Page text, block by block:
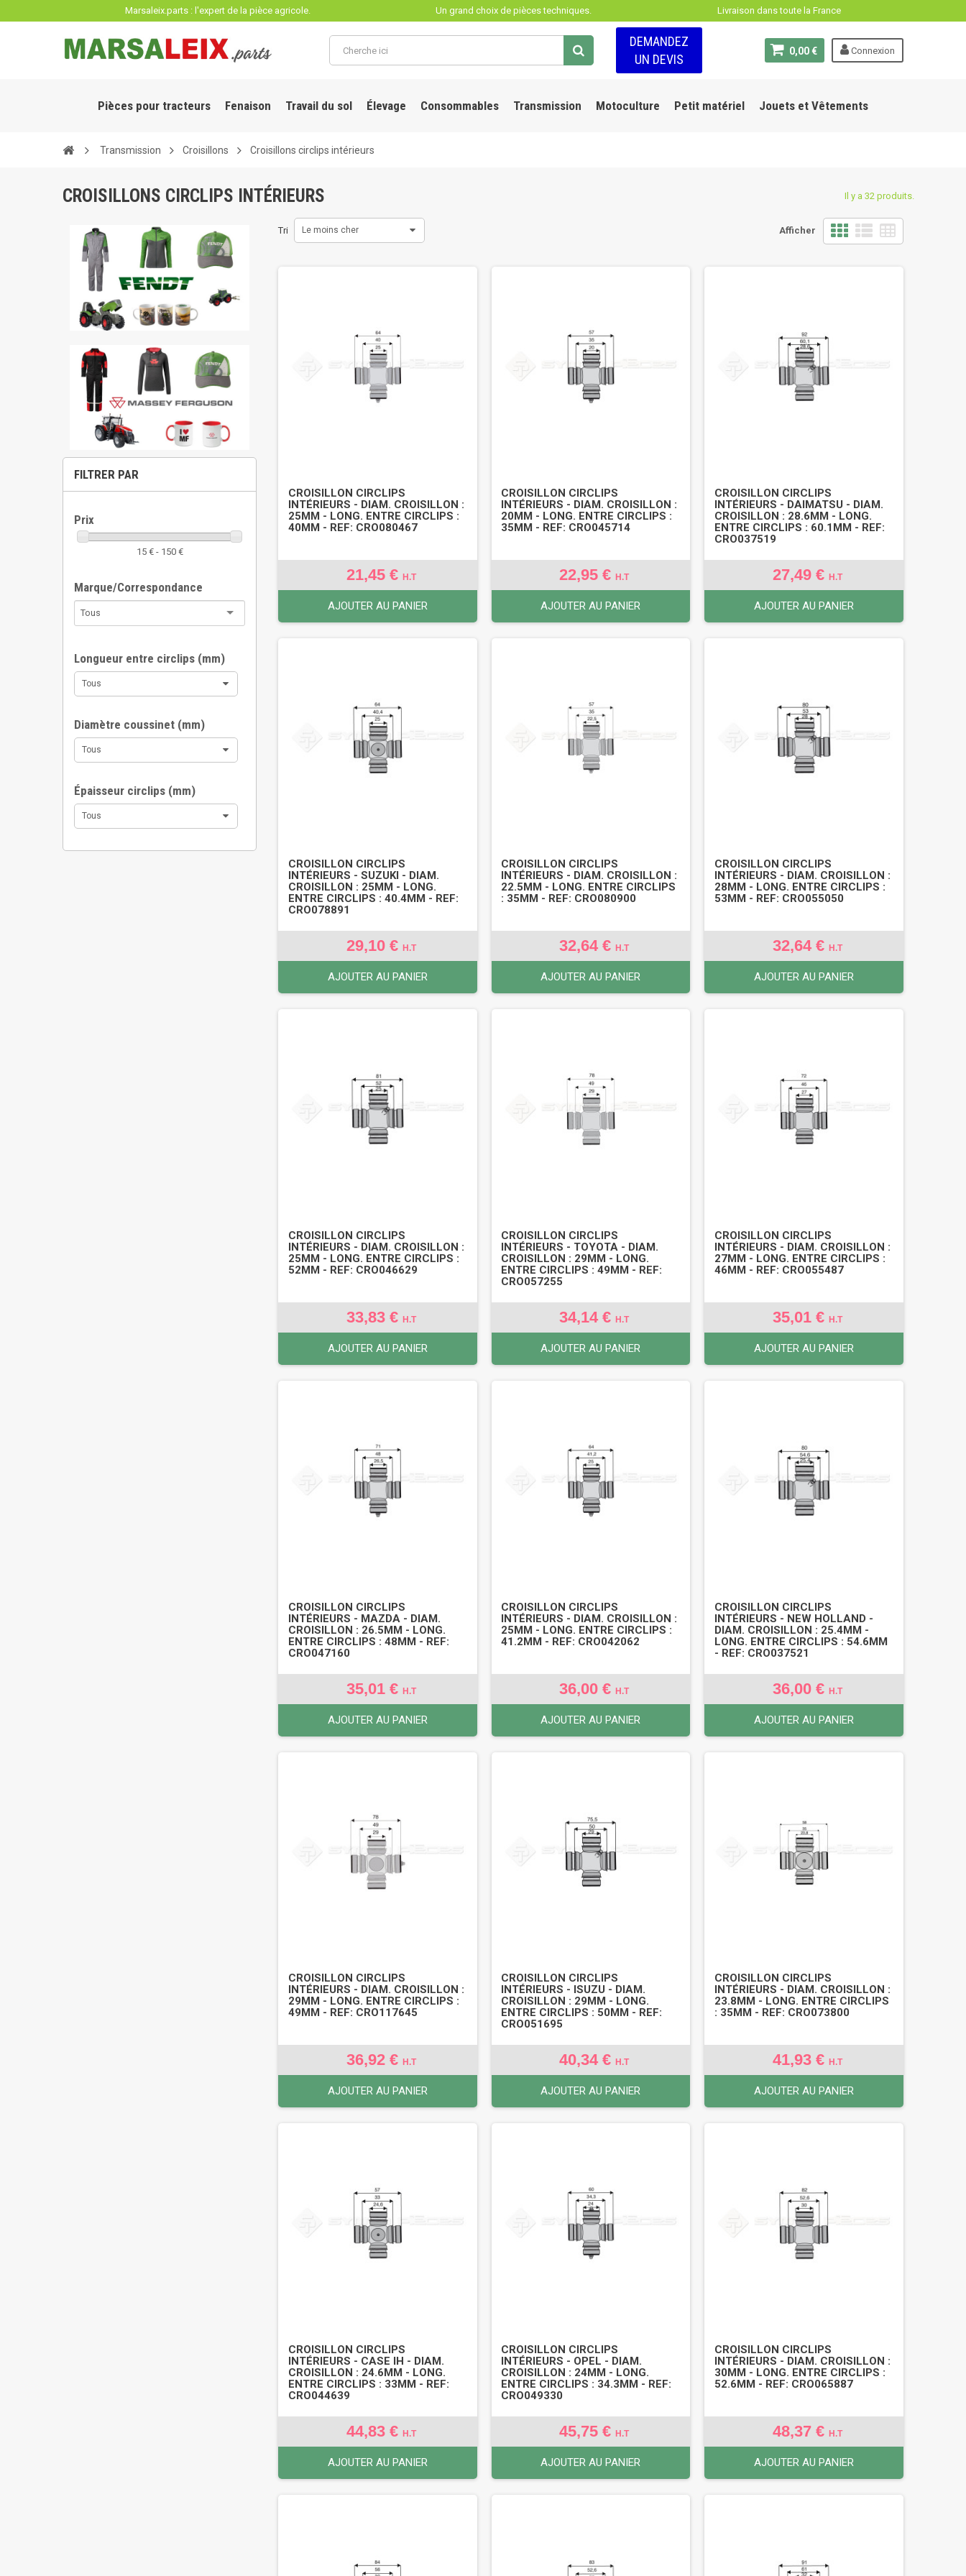
Marsaleix.parts : l'expert de la pièce agricole. Un grand choix de pièces techniques. Livraison dans toute la France
Connexion
0,00 €
DEMANDEZ
UN DEVIS
Pièces pour tracteurs Fenaison Travail du sol Élevage Consommables Transmission Motoculture Petit matériel Jouets et Vêtements
Transmission Croisillons Croisillons circlips intérieurs
CROISILLONS CIRCLIPS INTÉRIEURS Il y a 32 produits.
FILTRER PAR
Prix
15 € - 150 €
Marque/Correspondance
Tous
Longueur entre circlips (mm)
Tous
Diamètre coussinet (mm)
Tous
Épaisseur circlips (mm)
Tous
Afficher
Tri Le moins cher
CROISILLON CIRCLIPS
INTÉRIEURS - DIAM. CROISILLON :
25MM - LONG. ENTRE CIRCLIPS :
40MM - REF: CRO080467
21,45 € H.T
AJOUTER AU PANIER
CROISILLON CIRCLIPS
INTÉRIEURS - DIAM. CROISILLON :
20MM - LONG. ENTRE CIRCLIPS :
35MM - REF: CRO045714
22,95 €H.T
AJOUTER AU PANIER
CROISILLON CIRCLIPS
INTÉRIEURS - DAIMATSU - DIAM.
CROISILLON : 28.6MM - LONG.
ENTRE CIRCLIPS : 60.1MM - REF:
CRO037519
27,49 €H.T
AJOUTER AU PANIER
CROISILLON CIRCLIPS
INTÉRIEURS - SUZUKI - DIAM.
CROISILLON : 25MM - LONG.
ENTRE CIRCLIPS : 40.4MM - REF:
CRO078891
29,10 € H.T
AJOUTER AU PANIER
CROISILLON CIRCLIPS
INTÉRIEURS - DIAM. CROISILLON :
22.5MM - LONG. ENTRE CIRCLIPS
: 35MM - REF: CRO080900
32,64 €H.T
AJOUTER AU PANIER
CROISILLON CIRCLIPS
INTÉRIEURS - DIAM. CROISILLON :
28MM - LONG. ENTRE CIRCLIPS :
53MM - REF: CRO055050
32,64 €H.T
AJOUTER AU PANIER
CROISILLON CIRCLIPS
INTÉRIEURS - DIAM. CROISILLON :
25MM - LONG. ENTRE CIRCLIPS :
52MM - REF: CRO046629
33,83 € H.T
AJOUTER AU PANIER
CROISILLON CIRCLIPS
INTÉRIEURS - TOYOTA - DIAM.
CROISILLON : 29MM - LONG.
ENTRE CIRCLIPS : 49MM - REF:
CRO057255
34,14 €H.T
AJOUTER AU PANIER
CROISILLON CIRCLIPS
INTÉRIEURS - DIAM. CROISILLON :
27MM - LONG. ENTRE CIRCLIPS :
46MM - REF: CRO055487
35,01 €H.T
AJOUTER AU PANIER
CROISILLON CIRCLIPS
INTÉRIEURS - MAZDA - DIAM.
CROISILLON : 26.5MM - LONG.
ENTRE CIRCLIPS : 48MM - REF:
CRO047160
35,01 € H.T
AJOUTER AU PANIER
CROISILLON CIRCLIPS
INTÉRIEURS - DIAM. CROISILLON :
25MM - LONG. ENTRE CIRCLIPS :
41.2MM - REF: CRO042062
36,00 €H.T
AJOUTER AU PANIER
CROISILLON CIRCLIPS
INTÉRIEURS - NEW HOLLAND -
DIAM. CROISILLON : 25.4MM -
LONG. ENTRE CIRCLIPS : 54.6MM
- REF: CRO037521
36,00 €H.T
AJOUTER AU PANIER
CROISILLON CIRCLIPS
INTÉRIEURS - DIAM. CROISILLON :
29MM - LONG. ENTRE CIRCLIPS :
49MM - REF: CRO117645
36,92 € H.T
AJOUTER AU PANIER
CROISILLON CIRCLIPS
INTÉRIEURS - ISUZU - DIAM.
CROISILLON : 29MM - LONG.
ENTRE CIRCLIPS : 50MM - REF:
CRO051695
40,34 €H.T
AJOUTER AU PANIER
CROISILLON CIRCLIPS
INTÉRIEURS - DIAM. CROISILLON :
23.8MM - LONG. ENTRE CIRCLIPS
: 35MM - REF: CRO073800
41,93 €H.T
AJOUTER AU PANIER
CROISILLON CIRCLIPS
INTÉRIEURS - CASE IH - DIAM.
CROISILLON : 24.6MM - LONG.
ENTRE CIRCLIPS : 33MM - REF:
CRO044639
44,83 € H.T
AJOUTER AU PANIER
CROISILLON CIRCLIPS
INTÉRIEURS - OPEL - DIAM.
CROISILLON : 24MM - LONG.
ENTRE CIRCLIPS : 34.3MM - REF:
CRO049330
45,75 €H.T
AJOUTER AU PANIER
CROISILLON CIRCLIPS
INTÉRIEURS - DIAM. CROISILLON :
30MM - LONG. ENTRE CIRCLIPS :
52.6MM - REF: CRO065887
48,37 €H.T
AJOUTER AU PANIER
Panneau de gestion des cookies